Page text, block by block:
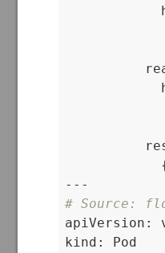
# Source:
apiVersion:
kind: Pod